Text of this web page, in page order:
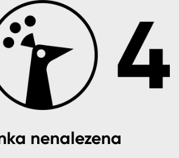
Sortiment
asfalt, minerální podklady
keramika
Dekor
Profi
Pta
nenalezena